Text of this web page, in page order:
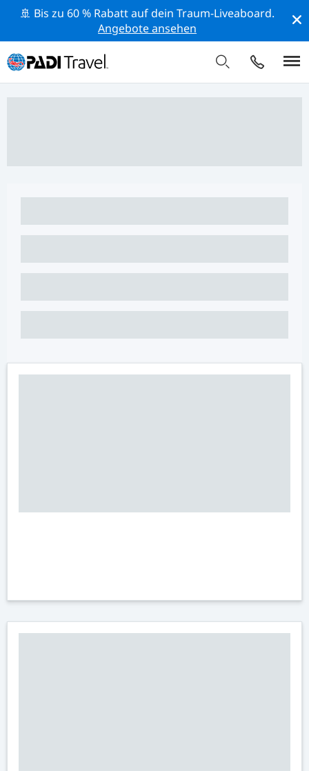
🚢 Bis zu 60 % Rabatt auf dein Traum-Liveaboard.
Angebote ansehen